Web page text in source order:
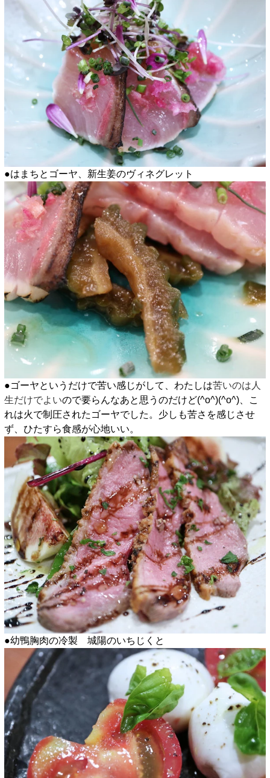
●はまちとゴーヤ、新生姜のヴィネグレット
●ゴーヤというだけで苦い感じがして、わたしは苦いのは人
生だけでよいので要らんなあと思うのだけど(^o^)(^o^)、こ
れは火で制圧されたゴーヤでした。少しも苦さを感じさせ
ず、ひたすら食感が心地いい。
●幼鴨胸肉の冷製 城陽のいちじくと